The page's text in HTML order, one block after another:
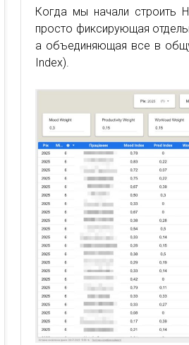
Когда мы начали строить
просто фиксирующая
а объединяющая все в
Index).